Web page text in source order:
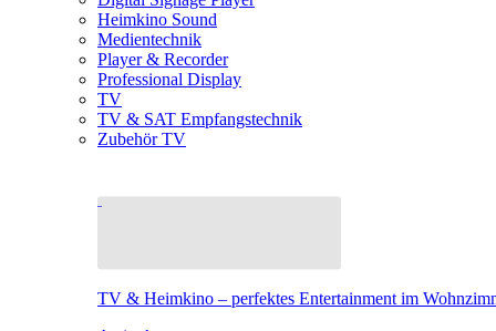
Heimkino Sound
Medientechnik
Player & Recorder
Professional Display
TV
TV & SAT Empfangstechnik
Zubehör TV
TV & Heimkino – perfektes Entertainment im